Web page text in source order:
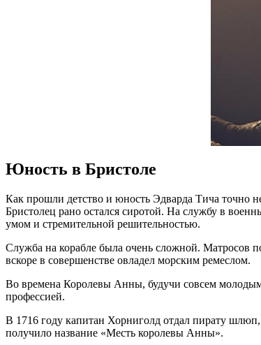
Юность в Бристоле
Как прошли детство и юность Эдварда Тича точно
Бристолец рано остался сиротой. На службу в
умом и стремительной решительностью.
Служба на корабле была очень сложной. Матросов
вскоре в совершенстве овладел морским ремеслом.
Во времена Королевы Анны, будучи совсем
профессией.
В 1716 году капитан Хорниголд отдал пирату
получило название «Месть королевы Анны».